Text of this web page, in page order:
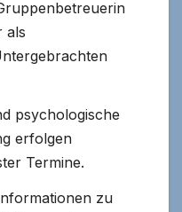
als
psychologische
erfolgen
Termine.
zu